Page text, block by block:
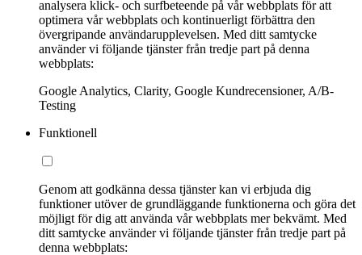
analysera klick- och surfbeteende på vår webbplats för att
optimera vår webbplats och kontinuerligt förbättra den
övergripande användarupplevelsen. Med ditt samtycke
använder vi följande tjänster från tredje part på denna
webbplats:
Google Analytics, Clarity, Google Kundrecensioner, A/B-
Testing
Funktionell
Genom att godkänna dessa tjänster kan vi erbjuda dig
funktioner utöver de grundläggande funktionerna och göra det
möjligt för dig att använda vår webbplats mer bekvämt. Med
ditt samtycke använder vi följande tjänster från tredje part på
denna webbplats: